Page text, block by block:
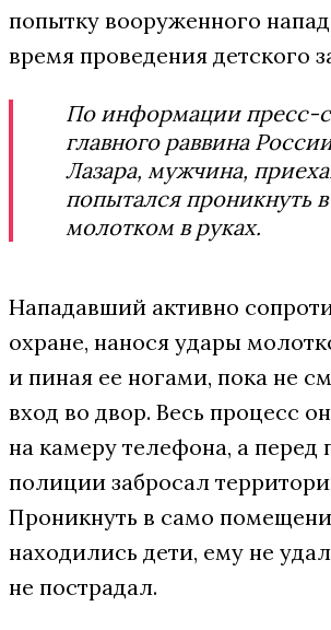
попытку вооруженного
время проведения детского
По информации пресс-
главного раввина
Лазара, мужчина,
попытался проникнуть
молотком в руках.
Нападавший активно
охране, нанося удары
и пиная ее ногами, пока не
вход во двор. Весь процесс
на камеру телефона, а
полиции забросал
Проникнуть в само
находились дети, ему не
не пострадал.